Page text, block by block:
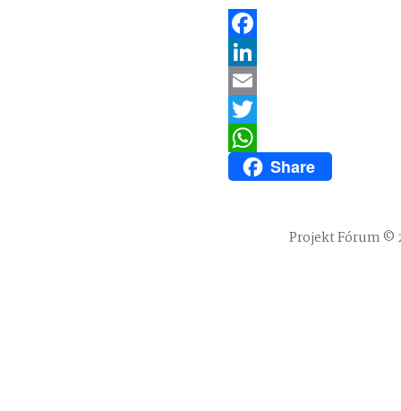
Facebook
LinkedIn
Email
Twitter
WhatsAppShare
Projekt Fórum ©